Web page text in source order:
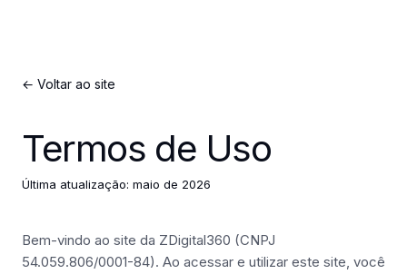
← Voltar ao site
Termos de Uso
Última atualização: maio de 2026
Bem-vindo ao site da ZDigital360 (CNPJ
54.059.806/0001-84). Ao acessar e utilizar este site, você